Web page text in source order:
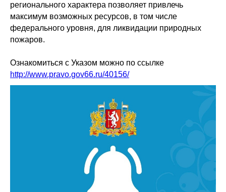
регионального характера позволяет привлечь
максимум возможных ресурсов, в том числе
федерального уровня, для ликвидации природных
пожаров.
Ознакомиться с Указом можно по ссылке
http://www.pravo.gov66.ru/40156/